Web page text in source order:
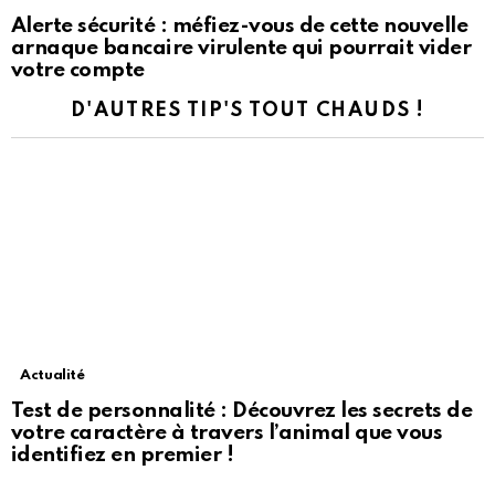
Alerte sécurité : méfiez-vous de cette nouvelle
arnaque bancaire virulente qui pourrait vider
votre compte
D'AUTRES TIP'S TOUT CHAUDS !
Actualité
Test de personnalité : Découvrez les secrets de
votre caractère à travers l’animal que vous
identifiez en premier !